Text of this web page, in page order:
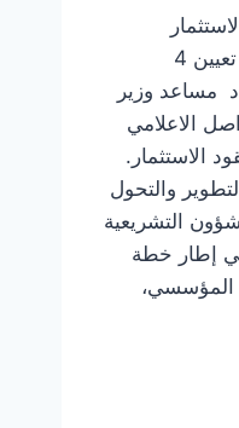
والتجارة الخارجية محمد فريد، تعيين 4
مساعد وزير
الاعلامي
الاستثمار.
والتحول
التشريعية
إطار خطة
المؤسسي،